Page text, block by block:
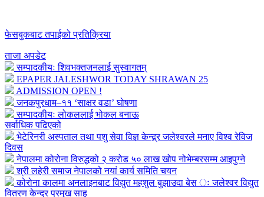
फेसबुकबाट तपाईको प्रतिक्रिया
ताजा अपडेट
सम्पादकीयः शिवभक्तजनलाई सुस्वागतम्
EPAPER JALESHWOR TODAY SHRAWAN 25
ADMISSION OPEN !
जनकपुरधाम–११ ‘साक्षर वडा’ घोषणा
सम्पादकीयः लोकललाई भोकल बनाऊ
सर्वाधिक पढिएको
भेटेरिनरी अस्पताल तथा पशु सेवा विज्ञ केन्द्र्र जलेश्वरले मनाए विश्व रेविज
दिवस
नेपालमा कोरोना विरुद्धको २ करोड ५० लाख खोप नोभेम्बरसम्म आइपुग्ने
श्री लहेरी समाज नेपालको नयां कार्य समिति चयन
कोरोना कालमा अनलाइनबाट विद्युत महशुल बुझाउदा बेस ः जलेश्वर विद्युत
वितरण केन्द्र प्रमुख साह